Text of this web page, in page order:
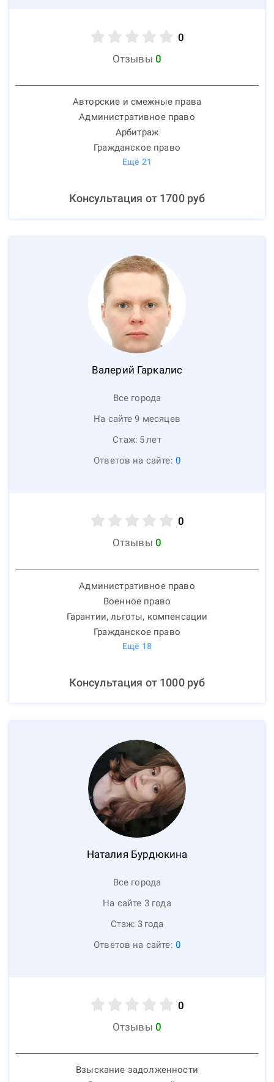
0
Отзывы 0
Авторские и смежные права
Административное право
Арбитраж
Гражданское право
Ещё 21
Консультация от 1700руб
Валерий Гаркалис
Все города
На сайте 9 месяцев
Стаж: 5лет
Ответов на сайте: 0
0
Отзывы 0
Административное право
Военное право
Гарантии, льготы, компенсации
Гражданское право
Ещё 18
Консультация от 1000руб
Наталия Бурдюкина
Все города
На сайте 3 года
Стаж: 3 года
Ответов на сайте: 0
0
Отзывы 0
Взыскание задолженности